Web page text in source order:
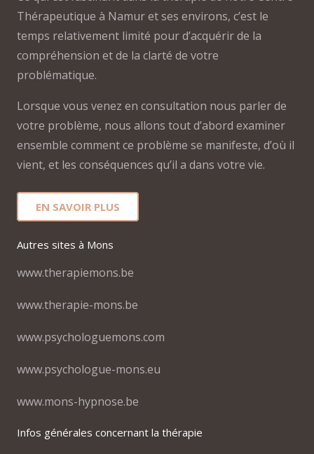
Thérapeutique à Namur et ses environs, c’est le
temps relativement limité pour d’acquérir de la
compréhension et de la clarté de votre
problématique.
Lorsque vous venez en consultation nous parler de
votre problème, nous allons tout d’abord examiner
ensemble comment ce problème se manifeste, d’où il
vient, et les conséquences qu’il a dans votre vie.
EN SAVOIR PLUS
Autres sites à Mons
www.therapiemons.be
www.therapie-mons.be
www.psychologuemons.com
www.psychologue-mons.eu
www.mons-hypnose.be
Infos générales concernant la thérapie